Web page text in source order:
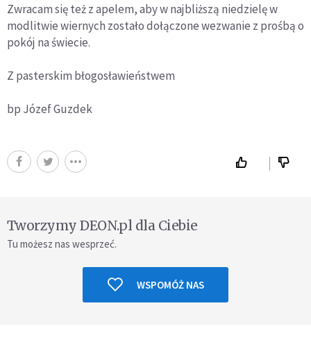
Zwracam się też z apelem, aby w najbliższą niedzielę w
modlitwie wiernych zostało dołączone wezwanie z prośbą o
pokój na świecie.
Z pasterskim błogosławieństwem
bp Józef Guzdek
Tworzymy DEON.pl dla Ciebie
Tu możesz nas wesprzeć.
WSPOMÓŻ NAS